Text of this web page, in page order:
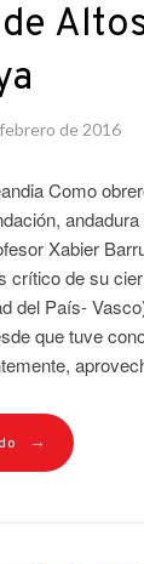
de 2016
Como
Xabier
crítico de su
del País-
que tuve
→